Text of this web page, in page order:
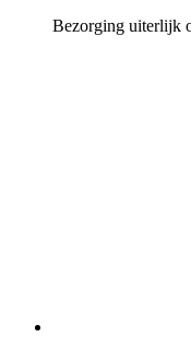
Bezorging uiterlijk